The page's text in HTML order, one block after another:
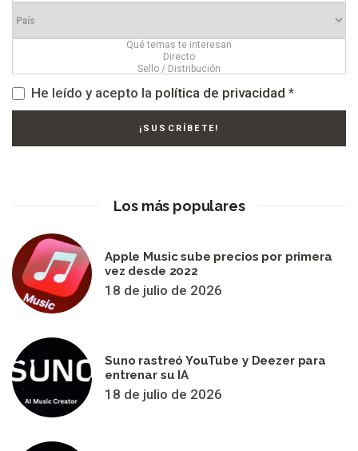
He leído y acepto la política de privacidad *
Los más populares
Apple Music sube precios por primera
vez desde 2022
18 de julio de 2026
Suno rastreó YouTube y Deezer para
entrenar su IA
18 de julio de 2026